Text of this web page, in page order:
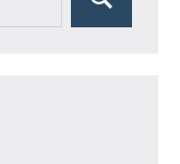
Поиск